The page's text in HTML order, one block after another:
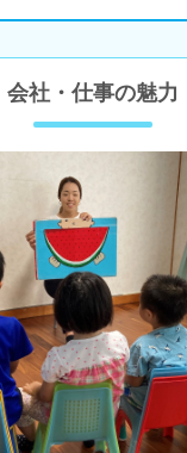
会社・仕事の魅力